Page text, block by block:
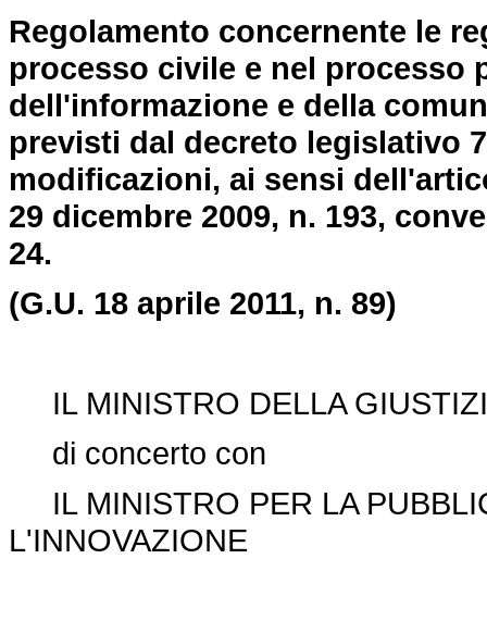
Regolamento concernente le
processo civile e nel processo
dell'informazione e della
previsti dal decreto legislativo
modificazioni, ai sensi
29 dicembre 2009, n. 193,
24.
(G.U. 18 aprile 2011, n. 89)
IL MINISTRO DELLA
di concerto con
IL MINISTRO PER LA
L'INNOVAZIONE